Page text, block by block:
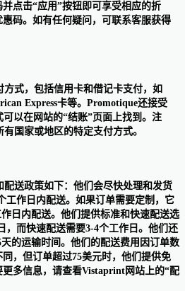
点击“应用”按钮即可享受相应的折
码。如有任何疑问，可联系客服获得
式，包括信用卡和借记卡支付，如
Express卡等。Promotique还接受
以在网站的“结账”页面上找到。注
国家或地区的特定支付方式。
送政策如下：他们会尽快处理和发货
工作日内配送。如果订单需要定制，它
日内配送。他们提供标准和快速配送选
，而快速配送需要3-4个工作日。他们还
的运输时间。他们的配送费用因订单数
，但订单超过75美元时，他们提供免
多信息，请查看Vistaprint网站上的“配